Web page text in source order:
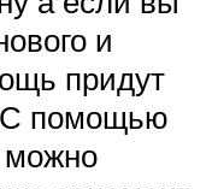
и
придут
С помощью
можно